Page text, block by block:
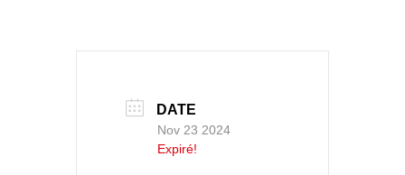
DATE
Nov 23 2024
Expiré!